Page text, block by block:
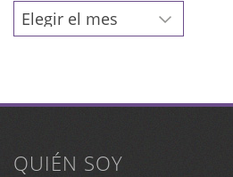
Archivos
QUIÉN SOY